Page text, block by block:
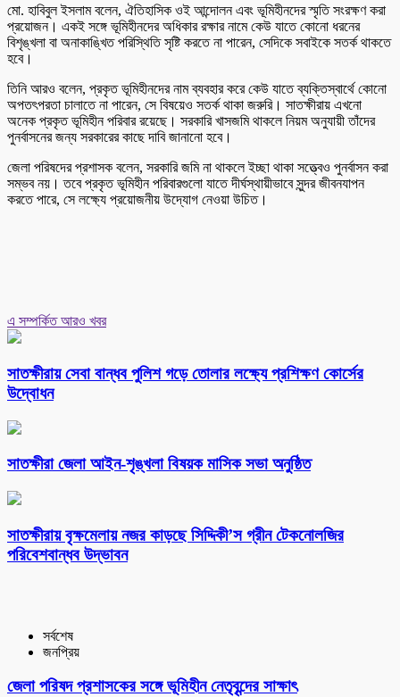
মো. হাবিবুল ইসলাম বলেন, ঐতিহাসিক ওই আন্দোলন এবং ভূমিহীনদের স্মৃতি সংরক্ষণ করা
প্রয়োজন। একই সঙ্গে ভূমিহীনদের অধিকার রক্ষার নামে কেউ যাতে কোনো ধরনের
বিশৃঙ্খলা বা অনাকাঙ্খিত পরিস্থিতি সৃষ্টি করতে না পারেন, সেদিকে সবাইকে সতর্ক থাকতে
হবে।
তিনি আরও বলেন, প্রকৃত ভূমিহীনদের নাম ব্যবহার করে কেউ যাতে ব্যক্তিস্বার্থে কোনো
অপতৎপরতা চালাতে না পারেন, সে বিষয়েও সতর্ক থাকা জরুরি। সাতক্ষীরায় এখনো
অনেক প্রকৃত ভূমিহীন পরিবার রয়েছে। সরকারি খাসজমি থাকলে নিয়ম অনুযায়ী তাঁদের
পুনর্বাসনের জন্য সরকারের কাছে দাবি জানানো হবে।
জেলা পরিষদের প্রশাসক বলেন, সরকারি জমি না থাকলে ইচ্ছা থাকা সত্ত্বেও পুনর্বাসন করা
সম্ভব নয়। তবে প্রকৃত ভূমিহীন পরিবারগুলো যাতে দীর্ঘস্থায়ীভাবে সুন্দর জীবনযাপন
করতে পারে, সে লক্ষ্যে প্রয়োজনীয় উদ্যোগ নেওয়া উচিত।
এ সম্পর্কিত আরও খবর
সাতক্ষীরায় সেবা বান্ধব পুলিশ গড়ে তোলার লক্ষ্যে প্রশিক্ষণ কোর্সের
উদ্বোধন
সাতক্ষীরা জেলা আইন-শৃঙ্খলা বিষয়ক মাসিক সভা অনুষ্ঠিত
সাতক্ষীরায় বৃক্ষমেলায় নজর কাড়ছে সিদ্দিকী’স গ্রীন টেকনোলজির
পরিবেশবান্ধব উদ্ভাবন
সর্বশেষ
জনপ্রিয়
জেলা পরিষদ প্রশাসকের সঙ্গে ভূমিহীন নেতৃবৃন্দের সাক্ষাৎ